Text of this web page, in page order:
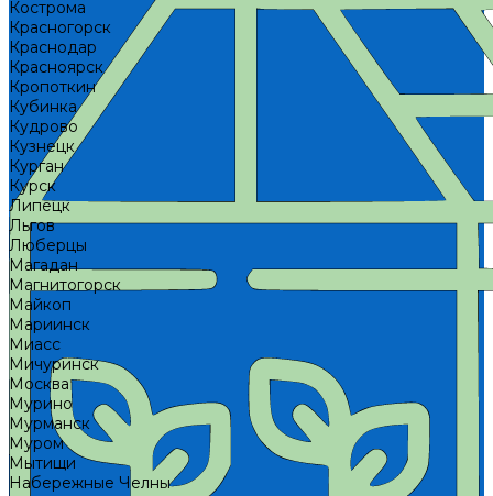
Кострома
Красногорск
Краснодар
Красноярск
Кропоткин
Кубинка
Кудрово
Кузнецк
Курган
Курск
Липецк
Льгов
Люберцы
Магадан
Магнитогорск
Майкоп
Мариинск
Миасс
Мичуринск
Москва
Мурино
Мурманск
Муром
Мытищи
Набережные Челны